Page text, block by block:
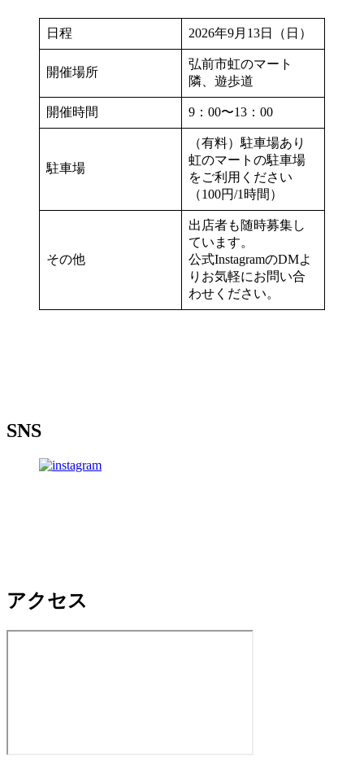
日程 2026年9月13日（日）
開催場所
弘前市虹のマート
隣、遊歩道
開催時間 9：00〜13：00
駐車場
（有料）駐車場あり
虹のマートの駐車場
をご利用ください
（100円/1時間）
その他
出店者も随時募集し
ています。
公式InstagramのDMよ
りお気軽にお問い合
わせください。
SNS
アクセス